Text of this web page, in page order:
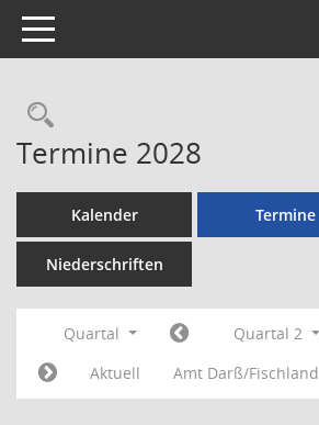
Toggle navigation
Rechercheauswahl
Termine 2028
Kalender Termine
Niederschriften
Quartal Quartal 2
Aktuell
Amt Darß/Fischland